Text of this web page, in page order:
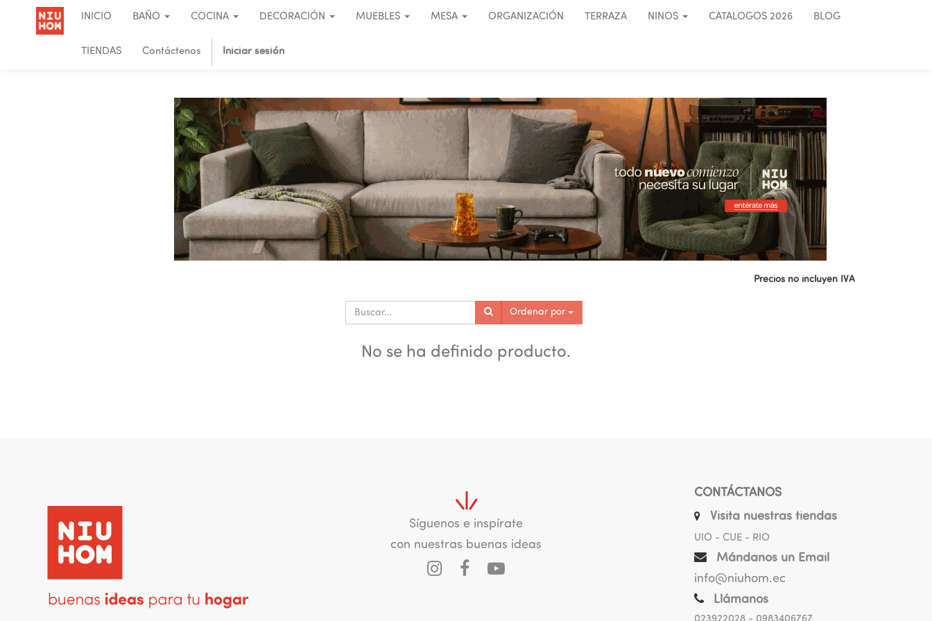
INICIO BAÑO COCINA DECORACIÓN MUEBLES MESA ORGANIZACIÓN TERRAZA NINOS CATALOGOS 2026 BLOG
TIENDAS Contáctenos Iniciar sesión
.
Precios no incluyen IVA
Ordenar por
No se ha definido producto.
Síguenos e inspírate
con nuestras buenas ideas
CONTÁCTANOS
Visita nuestras tiendas
UIO - CUE - RIO
Mándanos un Email
info@niuhom.ec
Llámanos